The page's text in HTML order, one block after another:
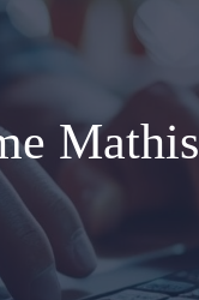
Mathis